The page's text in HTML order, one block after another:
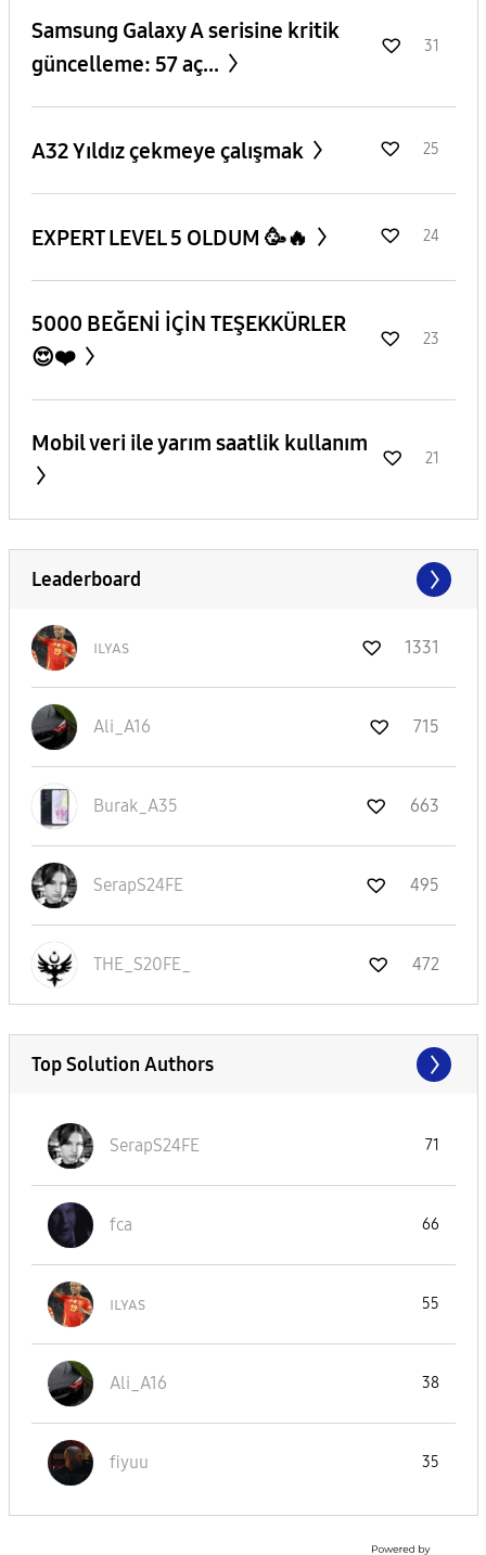
Samsung Galaxy A serisine kritik
güncelleme: 57 aç...
31
A32 Yıldız çekmeye çalışmak 25
EXPERT LEVEL 5 OLDUM 🥳🔥 24
5000 BEĞENİ İÇİN TEŞEKKÜRLER
😍❤️
23
Mobil veri ile yarım saatlik kullanım
21
Leaderboard
ɪʟʏᴀs 1331
Ali_A16 715
Burak_A35 663
SerapS24FE 495
THE_S20FE_ 472
Top Solution Authors
SerapS24FE 71
fca 66
ɪʟʏᴀs 55
Ali_A16 38
fiyuu 35